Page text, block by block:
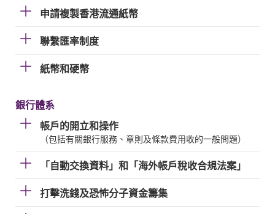
申請複製香港流通紙幣
聯繫匯率制度
紙幣和硬幣
銀行體系
帳戶的開立和操作
（包括有關銀行服務、章則及條款費用收的一般問題）
「自動交換資料」和「海外帳戶稅收合規法案」
打擊洗錢及恐怖分子資金籌集